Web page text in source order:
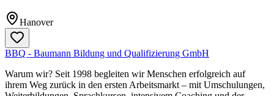
Hanover
BBQ - Baumann Bildung und Qualifizierung GmbH
Warum wir? Seit 1998 begleiten wir Menschen erfolgreich auf
ihrem Weg zurück in den ersten Arbeitsmarkt – mit Umschulungen,